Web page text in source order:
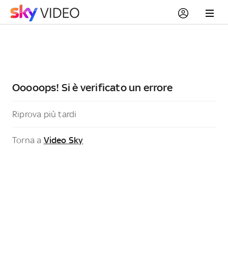
Ooooops! Si è verificato un errore
Riprova più tardi
Torna a Video Sky